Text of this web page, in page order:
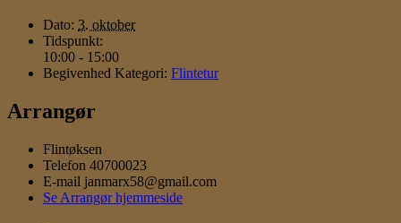
Dato: 3. oktober
Tidspunkt:
10:00 - 15:00
Begivenhed Kategori: Flintetur
Arrangør
Flintøksen
Telefon 40700023
E-mail janmarx58@gmail.com
Se Arrangør hjemmeside